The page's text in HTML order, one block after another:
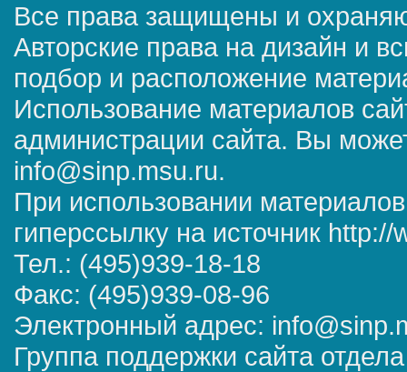
Все права защищены и
Авторские права на дизайн и
подбор и расположение
Использование материалов
администрации сайта. Вы
info@sinp.msu.ru.
При использовании
гиперссылку на источник
Тел.: (495)939-18-18
Факс: (495)939-08-96
Электронный адрес:
Группа поддержки сайта